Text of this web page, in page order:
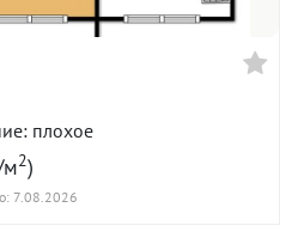
115300 ₽/м²
→
плохое
м2)
7.08.2026